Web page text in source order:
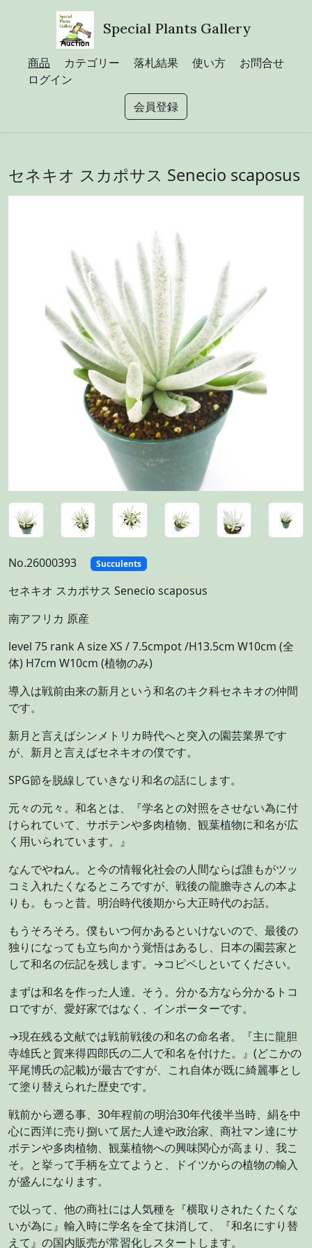
Special Plants Gallery
商品 カテゴリー 落札結果 使い方
お問合せ
ログイン
会員登録
セネキオ スカポサス Senecio scaposus
No.26000393 Succulents
セネキオ スカポサス Senecio scaposus
南アフリカ 原産
level 75 rank A size XS / 7.5cmpot /H13.5cm W10cm (全
体) H7cm W10cm (植物のみ)
導入は戦前由来の新月という和名のキク科セネキオの仲間
です。
新月と言えばシンメトリカ時代へと突入の園芸業界です
が、新月と言えばセネキオの僕です。
SPG節を脱線していきなり和名の話にします。
元々の元々。和名とは、『学名との対照をさせない為に付
けられていて、サボテンや多肉植物、観葉植物に和名が広
く用いられています。』
なんでやねん。と今の情報化社会の人間ならば誰もがツッ
コミ入れたくなるところですが、戦後の龍膽寺さんの本よ
りも。もっと昔。明治時代後期から大正時代のお話。
もうそろそろ。僕もいつ何かあるといけないので、最後の
独りになっても立ち向かう覚悟はあるし、日本の園芸家と
して和名の伝記を残します。→コピペしといてください。
まずは和名を作った人達。そう。分かる方なら分かるトコ
ロですが、愛好家ではなく、インポーターです。
→現在残る文献では戦前戦後の和名の命名者。『主に龍胆
寺雄氏と賀来得四郎氏の二人で和名を付けた。』(どこかの
平尾博氏の記載)が最古ですが、これ自体が既に綺麗事とし
て塗り替えられた歴史です。
戦前から遡る事、30年程前の明治30年代後半当時、絹を中
心に西洋に売り捌いて居た人達や政治家、商社マン達にサ
ボテンや多肉植物、観葉植物への興味関心が高まり、我こ
そ。と挙って手柄を立てようと、ドイツからの植物の輸入
が盛んになります。
で以って、他の商社には人気種を『横取りされたくたくな
いが為に』輸入時に学名を全て抹消して、『和名にすり替
えて』の国内販売が常習化しスタートします。